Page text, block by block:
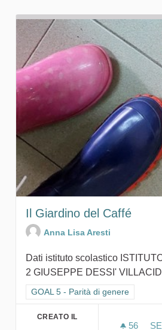
Il Giardino del Caffé
Anna Lisa Aresti
Dati istituto scolastico
2 GIUSEPPE DESSI'
Filtra i risultati per categoria:
GOAL 5 - Parità di genere
CREATO IL
56 56